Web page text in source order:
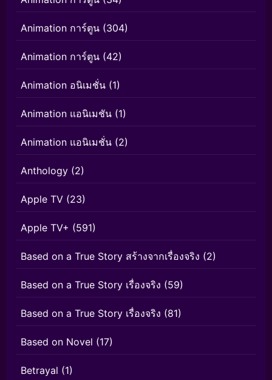
Animation การ์ตูน (304)
Animation การ์ตูน (42)
Animation อนิเมชั่น (1)
Animation แอนิเมชัน (1)
Animation แอนิเมชั่น (2)
Anthology (2)
Apple TV (23)
Apple TV+ (591)
Based on a True Story สร้างจากเรื่องจริง (2)
Based on a True Story เรื่องจริง (59)
Based on a True Story เรื่องจริง (81)
Based on Novel (17)
Betrayal (1)